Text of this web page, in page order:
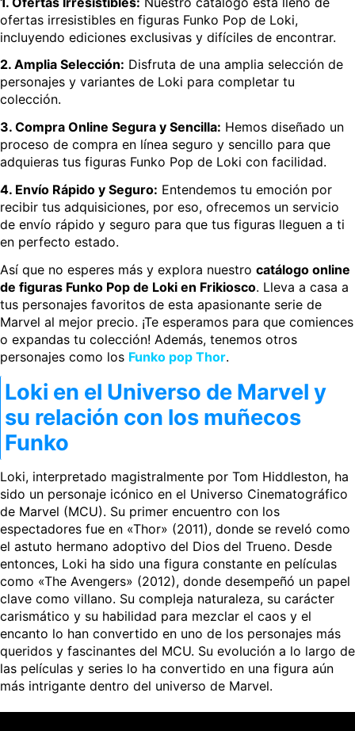
ofertas irresistibles en figuras Funko Pop de Loki,
incluyendo ediciones exclusivas y difíciles de encontrar.
2. Amplia Selección: Disfruta de una amplia selección de
personajes y variantes de Loki para completar tu
colección.
3. Compra Online Segura y Sencilla: Hemos diseñado un
proceso de compra en línea seguro y sencillo para que
adquieras tus figuras Funko Pop de Loki con facilidad.
4. Envío Rápido y Seguro: Entendemos tu emoción por
recibir tus adquisiciones, por eso, ofrecemos un servicio
de envío rápido y seguro para que tus figuras lleguen a ti
en perfecto estado.
Así que no esperes más y explora nuestro catálogo online
de figuras Funko Pop de Loki en Frikiosco. Lleva a casa a
tus personajes favoritos de esta apasionante serie de
Marvel al mejor precio. ¡Te esperamos para que comiences
o expandas tu colección! Además, tenemos otros
personajes como los Funko pop Thor.
Loki en el Universo de Marvel y
su relación con los muñecos
Funko
Loki, interpretado magistralmente por Tom Hiddleston, ha
sido un personaje icónico en el Universo Cinematográfico
de Marvel (MCU). Su primer encuentro con los
espectadores fue en «Thor» (2011), donde se reveló como
el astuto hermano adoptivo del Dios del Trueno. Desde
entonces, Loki ha sido una figura constante en películas
como «The Avengers» (2012), donde desempeñó un papel
clave como villano. Su compleja naturaleza, su carácter
carismático y su habilidad para mezclar el caos y el
encanto lo han convertido en uno de los personajes más
queridos y fascinantes del MCU. Su evolución a lo largo de
las películas y series lo ha convertido en una figura aún
más intrigante dentro del universo de Marvel.